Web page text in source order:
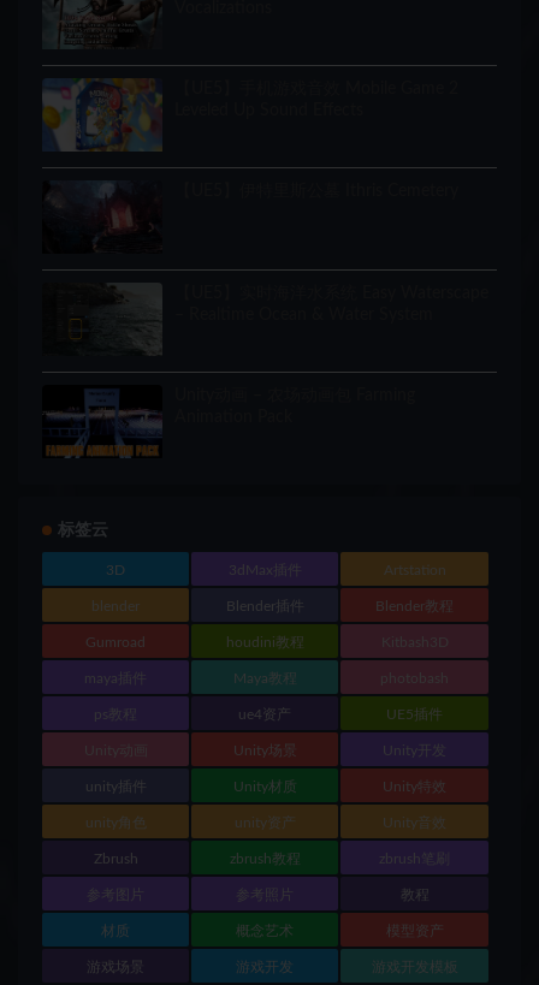
标签云
3D 3dMax插件 Artstation
blender Blender插件 Blender教程
Gumroad houdini教程 Kitbash3D
maya插件 Maya教程 photobash
ps教程 ue4资产 UE5插件
Unity动画 Unity场景 Unity开发
unity插件 Unity材质 Unity特效
unity角色 unity资产 Unity音效
Zbrush zbrush教程 zbrush笔刷
参考图片 参考照片 教程
材质 概念艺术 模型资产
游戏场景 游戏开发 游戏开发模板